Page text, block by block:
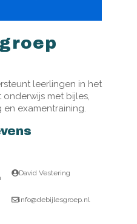
leerlingen in het
met bijles,
examentraining.
David Vestering
info@debijlesgroep.nl